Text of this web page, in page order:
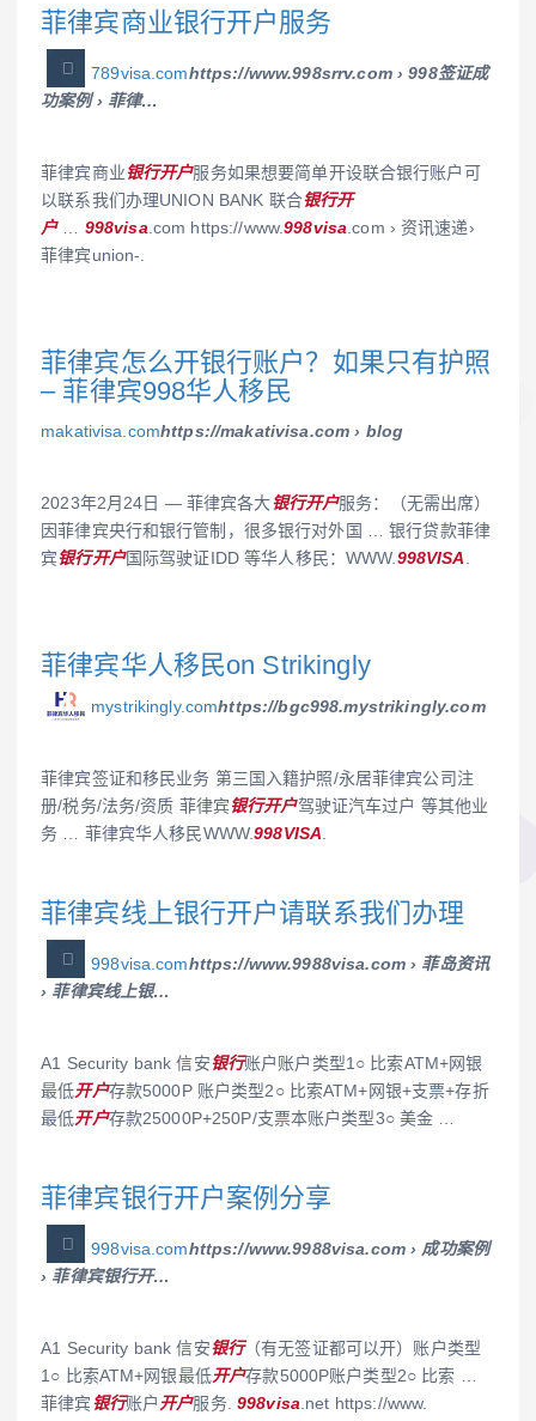
菲律宾商业银行开户服务
789visa.comhttps://www.998srrv.com › 998签证成
功案例 › 菲律…
菲律宾商业银行开户服务如果想要简单开设联合银行账户可
以联系我们办理UNION BANK 联合银行开
户… 998visa .com https://www.998visa .com › 资讯速递›
菲律宾union-.
菲律宾怎么开银行账户？如果只有护照
– 菲律宾998华人移民
makativisa.comhttps://makativisa.com › blog
2023年2月24日 — 菲律宾各大银行开户服务：（无需出席）
因菲律宾央行和银行管制，很多银行对外国 … 银行贷款菲律
宾银行开户国际驾驶证IDD 等华人移民：WWW. 998VISA
菲律宾华人移民on Strikingly
mystrikingly.comhttps://bgc998.mystrikingly.com
菲律宾签证和移民业务 第三国入籍护照/永居菲律宾公司注
册/税务/法务/资质 菲律宾银行开户驾驶证汽车过户 等其他业
务 … 菲律宾华人移民WWW.998VISA
菲律宾线上银行开户请联系我们办理
998visa.comhttps://www.9988visa.com › 菲岛资讯
› 菲律宾线上银…
A1 Security bank 信安银行账户账户类型1○ 比索ATM+网银
最低开户存款5000P 账户类型2○ 比索ATM+网银+支票+存折
最低开户存款25000P+250P/支票本账户类型3○ 美金 …
菲律宾银行开户案例分享
998visa.comhttps://www.9988visa.com › 成功案例
› 菲律宾银行开…
A1 Security bank 信安银行（有无签证都可以开）账户类型
1○ 比索ATM+网银最低开户存款5000P账户类型2○ 比索 …
菲律宾银行账户 开户服务. 998visa .net https://www.